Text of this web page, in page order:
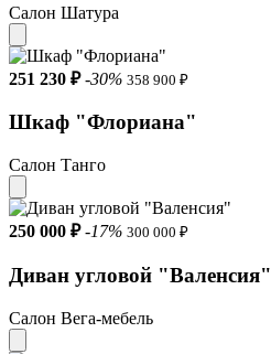
Салон Шатура
251 230 ₽ -30% 358 900 ₽
Шкаф "Флориана"
Салон Танго
250 000 ₽ -17% 300 000 ₽
Диван угловой "Валенсия"
Салон Вега-мебель